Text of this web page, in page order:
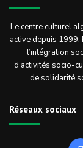
Le centre culturel
active depuis 1999.
l’intégration
d’activités socio-
de solidarité
Réseaux sociaux